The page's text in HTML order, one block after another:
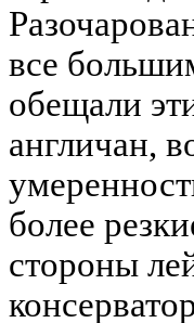
все
обещали
англичан,
более
стороны